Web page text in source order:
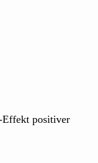
positiver